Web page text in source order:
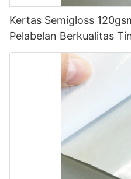
Kertas Semigloss
Pelabelan Berkualitas